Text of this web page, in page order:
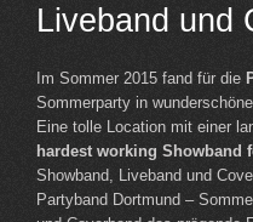
Liveband und
Im Sommer 2015 fand für die
Sommerparty in
Eine tolle Location mit einer
hardest working Showband
Showband, Liveband und
Partyband Dortmund –